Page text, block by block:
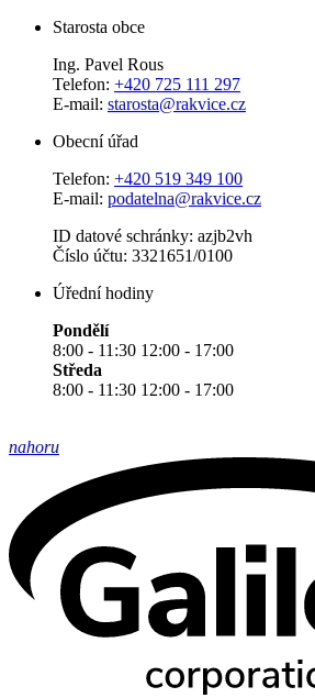
Starosta obce
Ing. Pavel Rous
Telefon: +420 725 111 297
E-mail: starosta@rakvice.cz
Obecní úřad
Telefon: +420 519 349 100
E-mail: podatelna@rakvice.cz
ID datové schránky: azjb2vh
Číslo účtu: 3321651/0100
Úřední hodiny
Pondělí
8:00 - 11:30 12:00 - 17:00
Středa
8:00 - 11:30 12:00 - 17:00
nahoru